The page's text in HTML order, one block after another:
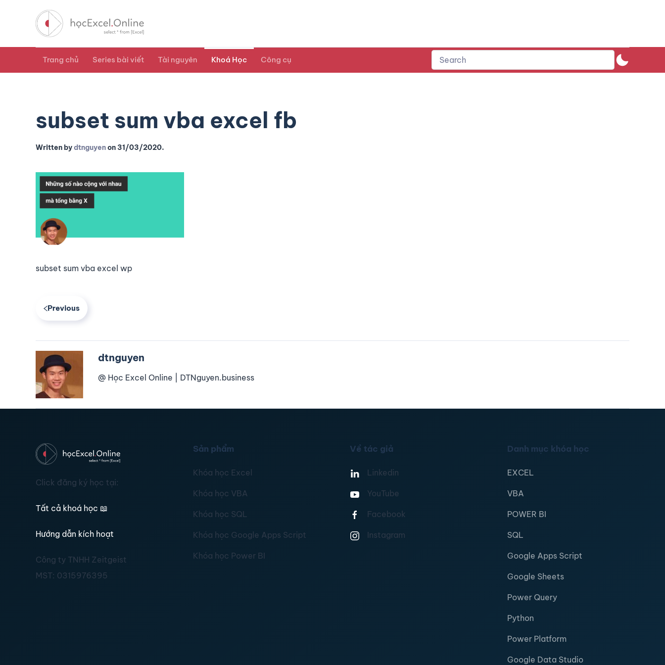
Trang chủ Series bài viết Tài nguyên Khoá Học Công cụ
subset sum vba excel fb
Written bydtnguyenon 31/03/2020.
subset sum vba excel wp
Previous
dtnguyen
@ Học Excel Online | DTNguyen.business
Click đăng ký học tại:
Tất cả khoá học 📖
Hướng dẫn kích hoạt
Công ty TNHH Zeitgeist
MST: 0315976395
Sản phẩm
Khóa học Excel
Khóa học VBA
Khóa học SQL
Khóa học Google Apps Script
Khóa học Power BI
Về tác giả
Linkedin
YouTube
Facebook
Instagram
Danh mục khóa học
EXCEL
VBA
POWER BI
SQL
Google Apps Script
Google Sheets
Power Query
Python
Power Platform
Google Data Studio